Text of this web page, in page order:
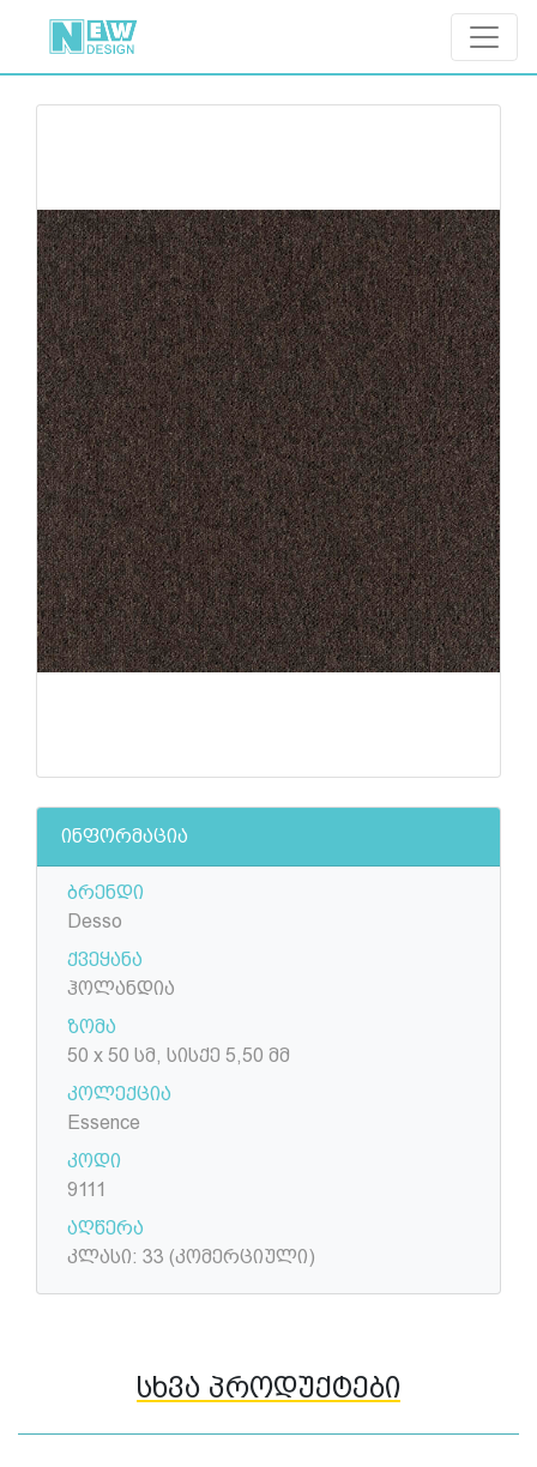
ინფორმაცია
ბრენდი
Desso
ქვეყანა
ჰოლანდია
ზომა
50 x 50 სმ, სისქე 5,50 მმ
კოლექცია
Essence
კოდი
9111
აღწერა
კლასი: 33 (კომერციული)
სხვა პროდუქტები